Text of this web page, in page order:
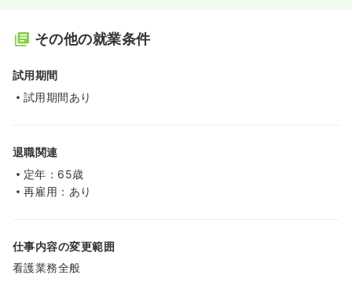
その他の就業条件
試用期間
試用期間あり
退職関連
定年：65歳
再雇用：あり
仕事内容の変更範囲
看護業務全般